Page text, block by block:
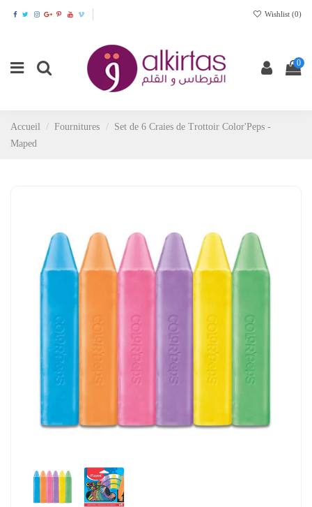
Wishlist (0)
0
Accueil Fournitures
Set de 6 Craies de Trottoir Color'Peps -
Maped